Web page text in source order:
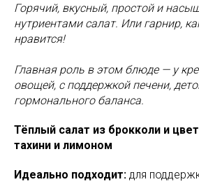
Горячий, вкусный, простой и
нутриентами салат. Или гарнир,
нравится!
Главная роль в этом блюде — у
овощей, с поддержкой печени,
гормонального баланса.
Тёплый салат из брокколи и
тахини и лимоном
Идеально подходит: для